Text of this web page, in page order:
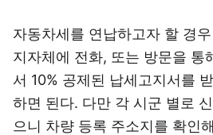
자동차세를 연납하고자 할 경
지자체에 전화, 또는 방문을 통
서 10% 공제된 납세고지서를
하면 된다. 다만 각 시군 별로
으니 차량 등록 주소지를 확인